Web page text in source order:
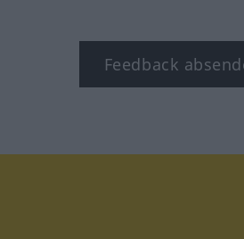
Feedback